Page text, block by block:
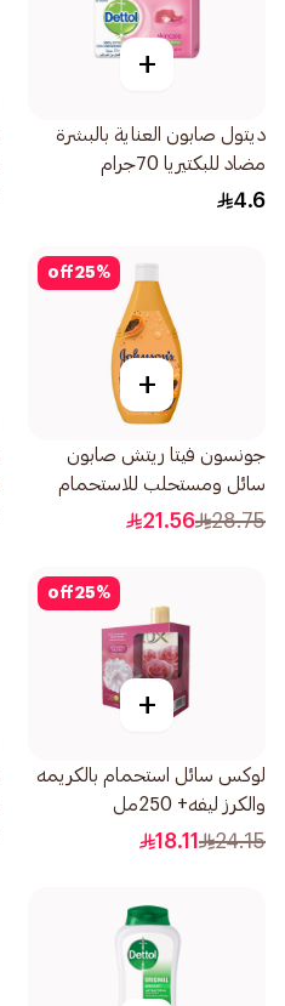
+
ديتول صابون العناية بالبشرة
مضاد للبكتيريا 70جرام
4.6
25%
off
+
جونسون فيتا ريتش صابون
سائل ومستحلب للاستحمام
بخلاصة البابايا 400مل
28.75
21.56
25%
off
+
لوكس سائل استحمام بالكريمه
والكرز ليفه+ 250مل
24.15
18.11